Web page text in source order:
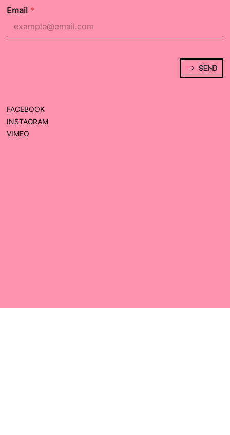
Email *
SEND
FACEBOOK
INSTAGRAM
VIMEO